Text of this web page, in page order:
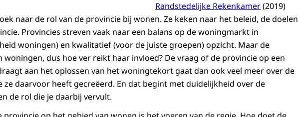
Randstedelijke Rekenkamer(2019)
naar de rol van de provincie bij wonen. Ze keken naar het beleid, de doelen
Provincies streven vaak naar een balans op de woningmarkt in
woningen) en kwalitatief (voor de juiste groepen) opzicht. Maar de
dus hoe ver reikt haar invloed? De vraag of de provincie op een
aan het oplossen van het woningtekort gaat dan ook veel meer over de
daarvoor heeft gecreëerd. En dat begint met duidelijkheid over de
de rol die je daarbij vervult.